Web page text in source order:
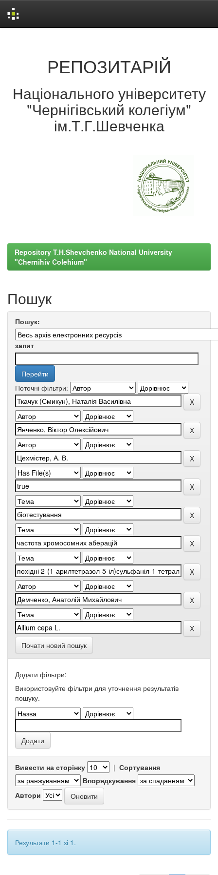
РЕПОЗИТАРІЙ
Національного університету
"Чернігівський колегіум"
ім.Т.Г.Шевченка
Repository T.H.Shevchenko National University
"Chernihiv Colehium"
Пошук
Пошук:
запит
Поточні фільтри:
Почати новий пошук
Додати фільтри:
Використовуйте фільтри для уточнення результатів
пошуку.
Вивести на сторінку | Сортування
Впорядкування
Автори
Результати 1-1 зі 1.